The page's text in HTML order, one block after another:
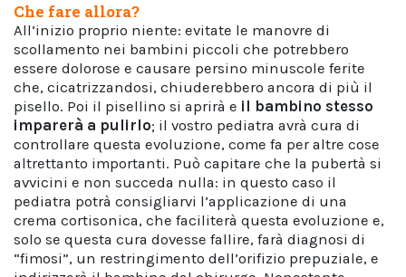
Che fare allora?
All’inizio proprio niente: evitate le manovre di
scollamento nei bambini piccoli che potrebbero
essere dolorose e causare persino minuscole ferite
che, cicatrizzandosi, chiuderebbero ancora di più il
pisello. Poi il pisellino si aprirà e il bambino stesso
imparerà a pulirlo; il vostro pediatra avrà cura di
controllare questa evoluzione, come fa per altre cose
altrettanto importanti. Può capitare che la pubertà si
avvicini e non succeda nulla: in questo caso il
pediatra potrà consigliarvi l’applicazione di una
crema cortisonica, che faciliterà questa evoluzione e,
solo se questa cura dovesse fallire, farà diagnosi di
“fimosi”, un restringimento dell’orifizio prepuziale, e